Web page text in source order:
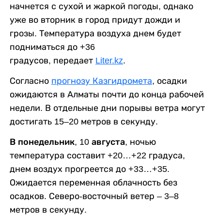
начнется с сухой и жаркой погоды, однако
уже во вторник в город придут дожди и
грозы. Температура воздуха днем будет
подниматься до +36
градусов, передает Liter.kz.
Согласно прогнозу Казгидромета, осадки
ожидаются в Алматы почти до конца рабочей
недели. В отдельные дни порывы ветра могут
достигать 15–20 метров в секунду.
В понедельник, 10 августа, ночью
температура составит +20…+22 градуса,
днем воздух прогреется до +33…+35.
Ожидается переменная облачность без
осадков. Северо-восточный ветер – 3–8
метров в секунду.